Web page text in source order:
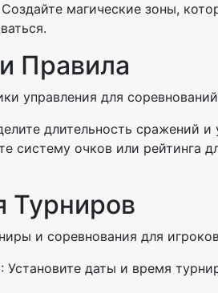
Создайте магические зоны,
Правила
управления для
длительность сражений и
систему очков или рейтинга
Турниров
и соревнования для
: Установите даты и время